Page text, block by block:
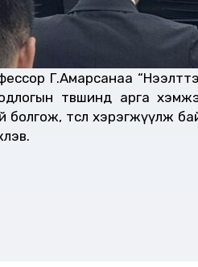
Г.Амарсанаа “Нээлттэй
төвшинд арга
төсөл хэрэгжүүлж